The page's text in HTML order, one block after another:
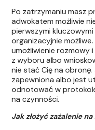
Po zatrzymaniu masz
adwokatem możliwie
pierwszymi
organizacyjnie
umożliwienie rozmowy
z wyboru albo
nie stać Cię na
zapewniona albo jest
odnotować w
na czynności.
Jak złożyć zażalenie